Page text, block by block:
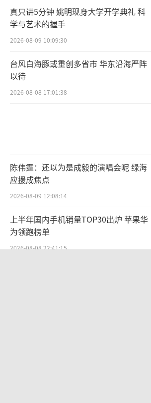
真只讲5分钟 姚明现身大学开学典礼 科
学与艺术的握手
2026-08-09 10:09:30
台风白海豚或重创多省市 华东沿海严阵
以待
2026-08-08 17:01:38
陈伟霆：还以为是成毅的演唱会呢 绿海
应援成焦点
2026-08-09 12:08:14
上半年国内手机销量TOP30出炉 苹果华
为领跑榜单
2026-08-08 22:41:15